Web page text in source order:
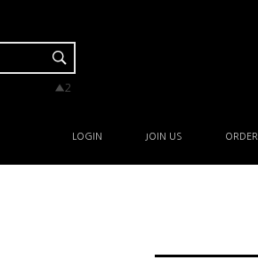
▲2
▲2
▼-2
▲1
▲1
LOGIN JOIN US ORDER